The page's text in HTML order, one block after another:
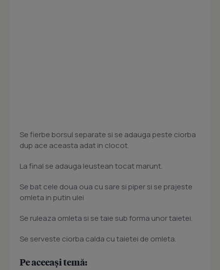
Se fierbe borsul separate si se adauga peste ciorba
dup ace aceasta adat in clocot.
La final se adauga leustean tocat marunt.
Se bat cele doua oua cu sare si piper si se prajeste
omleta in putin ulei
Se ruleaza omleta si se taie sub forma unor taietei.
Se serveste ciorba calda cu taietei de omleta.
Pe aceeași temă: